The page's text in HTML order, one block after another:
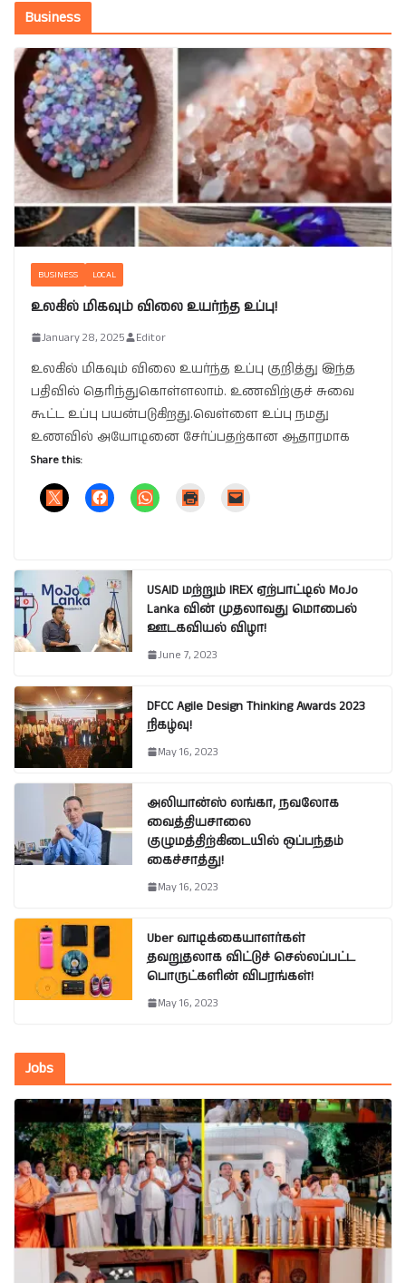
Business
BUSINESS LOCAL
உலகில் மிகவும் விலை உயர்ந்த உப்பு!
January 28, 2025 Editor
உலகில் மிகவும் விலை உயர்ந்த உப்பு குறித்து இந்த
பதிவில் தெரிந்துகொள்ளலாம். உணவிற்குச் சுவை
கூட்ட உப்பு பயன்படுகிறது.வெள்ளை உப்பு நமது
உணவில் அயோடினை சேர்ப்பதற்கான ஆதாரமாக
Share this:
USAID மற்றும் IREX ஏற்பாட்டில் MoJo
Lanka வின் முதலாவது மொபைல்
ஊடகவியல் விழா!
June 7, 2023
DFCC Agile Design Thinking Awards 2023
நிகழ்வு!
May 16, 2023
அலியான்ஸ் லங்கா, நவலோக
வைத்தியசாலை
குழுமத்திற்கிடையில் ஒப்பந்தம்
கைச்சாத்து!
May 16, 2023
Uber வாடிக்கையாளர்கள்
தவறுதலாக விட்டுச் செல்லப்பட்ட
பொருட்களின் விபரங்கள்!
May 16, 2023
Jobs